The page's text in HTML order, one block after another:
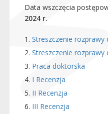
Data wszczęcia
2024 r.
Streszczenie rozprawy
Streszczenie rozprawy
Praca doktorska
I Recenzja
II Recenzja
III Recenzja